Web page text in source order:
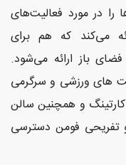
در مورد فعالیت‌های
می‌کند که هم برای
باز ارائه می‌شود.
های ورزشی و سرگرمی
کارتینگ و همچنین سالن
تفریحی فومن دسترسی